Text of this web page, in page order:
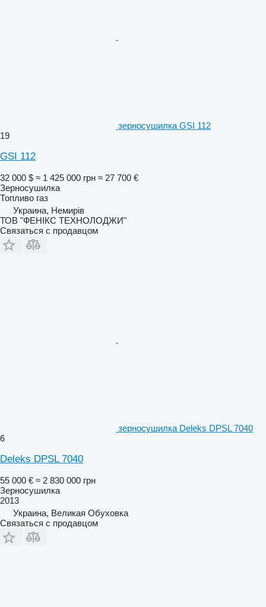
зерносушилка GSI 112
19
GSI 112
32 000 $ ≈ 1 425 000 грн ≈ 27 700 €
Зерносушилка
Топливо газ
Украина, Немирів
ТОВ "ФЕНІКС ТЕХНОЛОДЖИ"
Связаться с продавцом
зерносушилка Deleks DPSL 7040
6
Deleks DPSL 7040
55 000 € ≈ 2 830 000 грн
Зерносушилка
2013
Украина, Великая Обуховка
Связаться с продавцом